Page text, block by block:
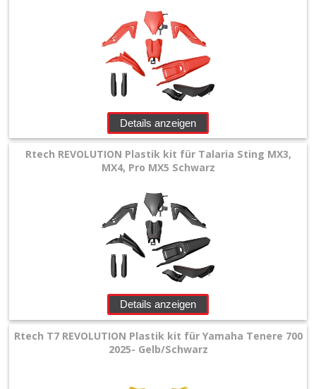
Details anzeigen
Rtech REVOLUTION Plastik kit für Talaria Sting MX3,
MX4, Pro MX5 Schwarz
Details anzeigen
Rtech T7 REVOLUTION Plastik kit für Yamaha Tenere 700
2025- Gelb/Schwarz